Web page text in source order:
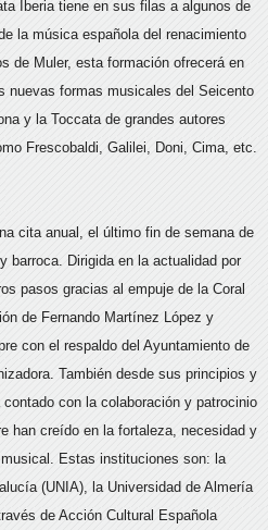
Iberia tiene en sus filas a algunos de
la música española del renacimiento
de Muler, esta formación ofrecerá en
nuevas formas musicales del Seicento
y la Toccata de grandes autores
Frescobaldi, Galilei, Doni, Cima, etc.
cita anual, el último fin de semana de
barroca. Dirigida en la actualidad por
pasos gracias al empuje de la Coral
de Fernando Martínez López y
con el respaldo del Ayuntamiento de
También desde sus principios y
con la colaboración y patrocinio
han creído en la fortaleza, necesidad y
Estas instituciones son: la
(UNIA), la Universidad de Almería
de Acción Cultural Española